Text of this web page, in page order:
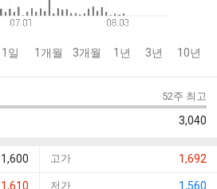
1일 1개월 3개월 1년 3년 10년
52주 최고
3,040
1,600 고가 1,692
1,610 저가 1,560